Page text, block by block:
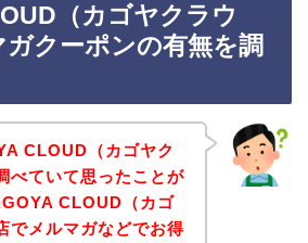
（カゴヤクラウ
ガクーポンの有無を調
CLOUD（カゴヤク
べていて思ったことが
CLOUD（カゴ
でメルマガなどでお得